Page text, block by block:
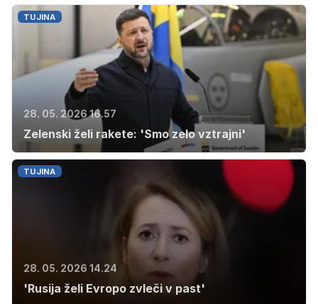
TUJINA
28. 05. 2026 16.57
Zelenski želi rakete: 'Smo zelo vztrajni'
TUJINA
28. 05. 2026 14.24
'Rusija želi Evropo zvleči v past'